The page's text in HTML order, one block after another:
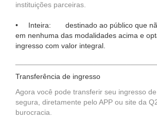
instituições parceiras.
• Inteira: destinado ao público que
em nenhuma das modalidades acima e
ingresso com valor integral.
Transferência de ingresso
Agora você pode transferir seu ingresso
segura, diretamente pelo APP ou site da
burocracia.